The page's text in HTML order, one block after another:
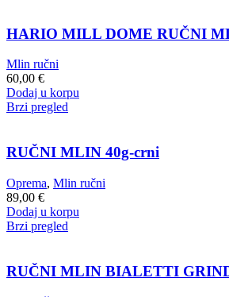
HARIO MILL DOME RUČNI
Mlin ručni
60,00 €
Dodaj u korpu
Brzi pregled
RUČNI MLIN 40g-crni
Oprema, Mlin ručni
89,00 €
Dodaj u korpu
Brzi pregled
RUČNI MLIN BIALETTI